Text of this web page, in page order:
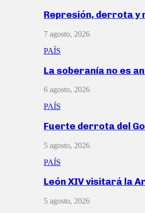
Represión, derrota y
7 agosto, 2026
PAÍS
La soberanía no es
6 agosto, 2026
PAÍS
Fuerte derrota del
5 agosto, 2026
PAÍS
León XIV visitará la
5 agosto, 2026